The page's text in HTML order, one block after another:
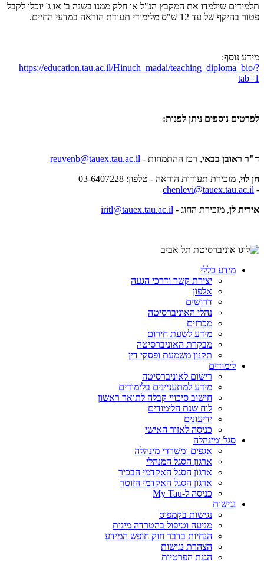
תלמידים שילמדו את המקבץ הנ"ל או חלק ממנו בשנה ב' או ג' יוכלו לקבל
פטור בהיקף של עד 12 ש"ס מלימודי תעודת הוראה במדעי החיים.
מידע נוסף:
https://education.tau.ac.il/Hinuch_madai/teaching_diploma_bio/?
tab=1
לפרטים נוספים ניתן לפנות:
ד"ר ראובן בבאי, רכז ההתמחות - reuvenb@tauex.tau.ac.il
חן לוי
, מזכירת תעודות הוראה - טלפון: 03-6407228
-
chenlevi@tauex.tau.ac.il
אירית לן, מזכירת החוג - iritl@tauex.tau.ac.il
מידע כללי
יצירת קשר ודרכי הגעה
אלפון
דרושים
נהלי האוניברסיטה
מכרזים
מידע לשעת חירום
מבקרת האוניברסיטה
תקנון משמעת ופסקי דין
לימודים
רישום לאוניברסיטה
מידע למתעניינים בלימודים
חישוב סיכויי קבלה לתואר ראשון
לוח שנת הלימודים
ידיעונים
כניסה לאזור האישי
סגל ומינהלה
אגפים ומשרדי מינהלה
ארגון הסגל המנהלי
ארגון הסגל האקדמי הבכיר
ארגון הסגל האקדמי הזוטר
כניסה ל-My Tau
נגישות
נגישות בקמפוס
מניעה וטיפול בהטרדה מינית
הנחיות בדבר חוק חופש המידע
הצהרת נגישות
הגנת הפרטיות